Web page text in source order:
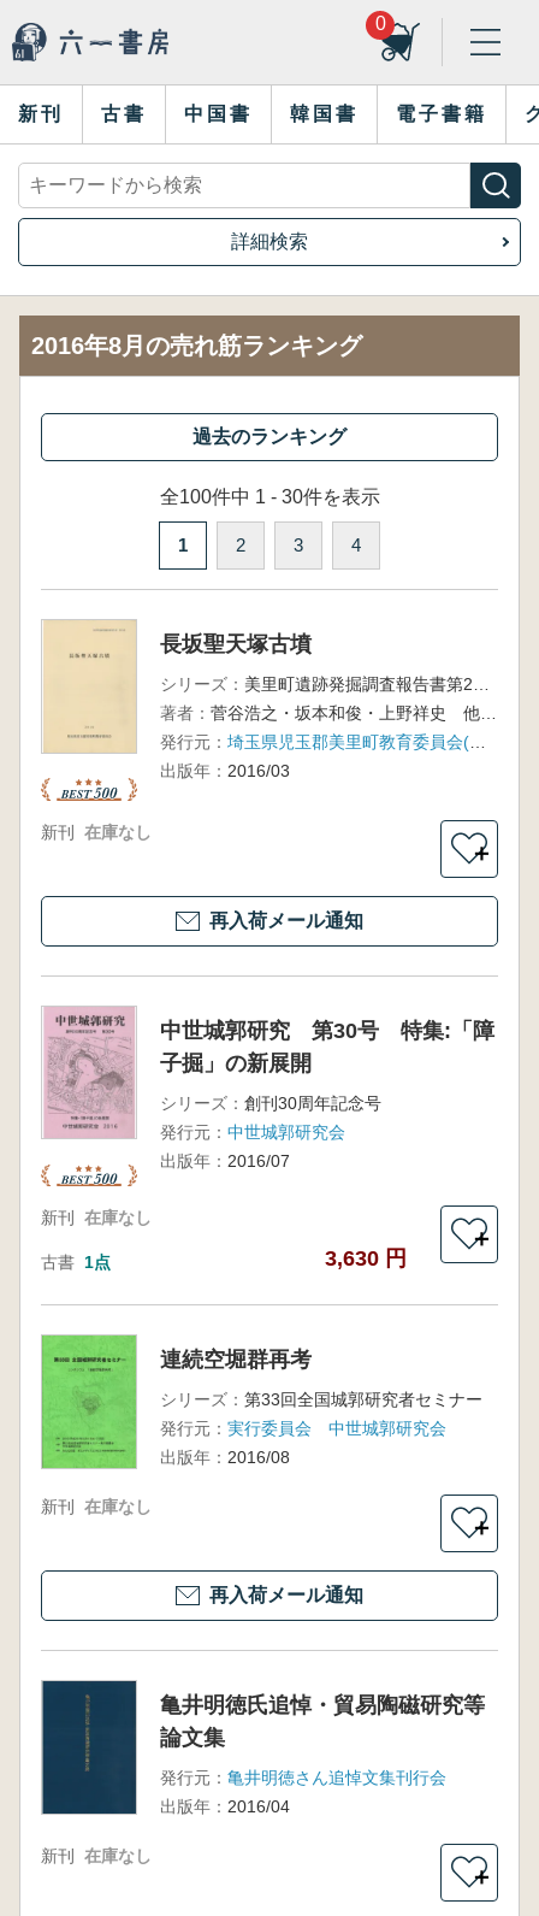
0
新刊 古書 中国書 韓国書 電子書籍
詳細検索
2016年8月の売れ筋ランキング
全100件中 1 - 30件を表示
1 2 3 4
長坂聖天塚古墳
シリーズ：
著者：
菅谷浩之・坂本和俊・上野祥史 他 著
発行元：
埼玉県児玉郡美里町教育委員会(長坂聖天塚古墳普及会)
出版年： 2016/03
新刊 在庫なし
＋
再入荷メール通知
中世城郭研究 第30号 特集:「障
子掘」の新展開
シリーズ： 創刊30周年記念号
発行元： 中世城郭研究会
出版年： 2016/07
新刊 在庫なし
古書 1点 3,630 円
＋
連続空堀群再考
シリーズ： 第33回全国城郭研究者セミナー
発行元： 実行委員会 中世城郭研究会
出版年： 2016/08
新刊 在庫なし
＋
再入荷メール通知
亀井明徳氏追悼・貿易陶磁研究等
論文集
発行元： 亀井明徳さん追悼文集刊行会
出版年： 2016/04
新刊 在庫なし
＋